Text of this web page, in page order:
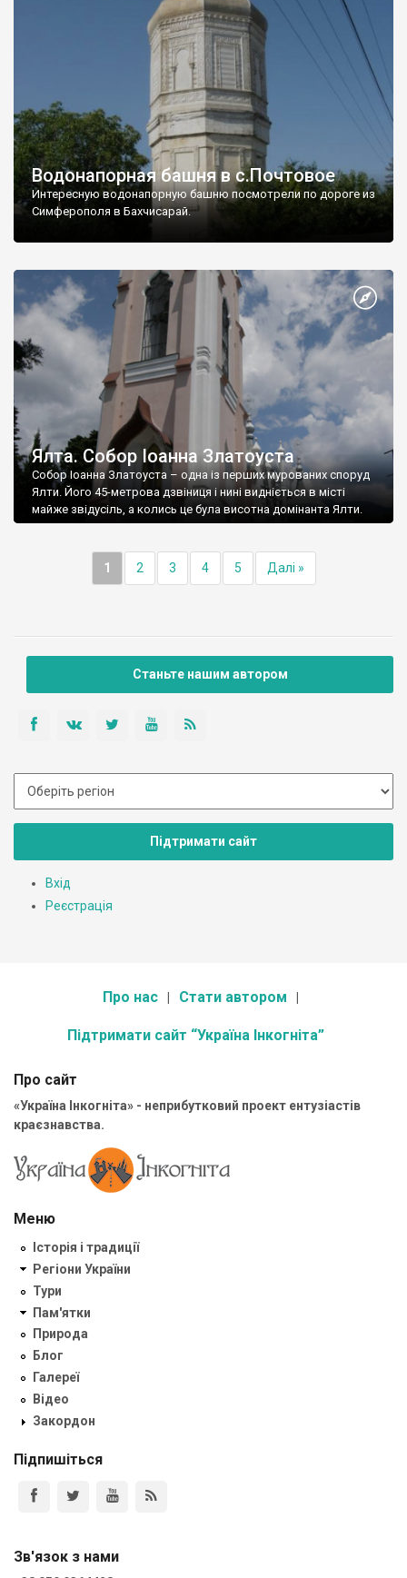
Водонапорная башня в с.Почтовое
Интересную водонапорную башню посмотрели по дороге из
Симферополя в Бахчисарай.
Ялта. Собор Іоанна Златоуста
Собор Іоанна Златоуста – одна із перших мурованих споруд
Ялти. Його 45-метрова дзвіниця і нині видніється в місті
майже звідусіль, а колись це була висотна домінанта Ялти.
1 2 3 4 5 Далі »
Станьте нашим автором
Підтримати сайт
Вхід
Реєстрація
Про нас Стати автором
Підтримати сайт “Україна Інкогніта”
Про сайт
«Україна Інкогніта» - неприбутковий проект ентузіастів
краєзнавства.
Меню
Історія і традиції
Регіони України
Тури
Пам'ятки
Природа
Блог
Галереї
Відео
Закордон
Підпишіться
Зв'язок з нами